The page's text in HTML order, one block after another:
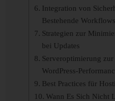
Integration von
Bestehende Workflows
Strategien zur
bei Updates
Serveroptimierung zur
WordPress-
Best Practices für
Wann Es Sich Nicht